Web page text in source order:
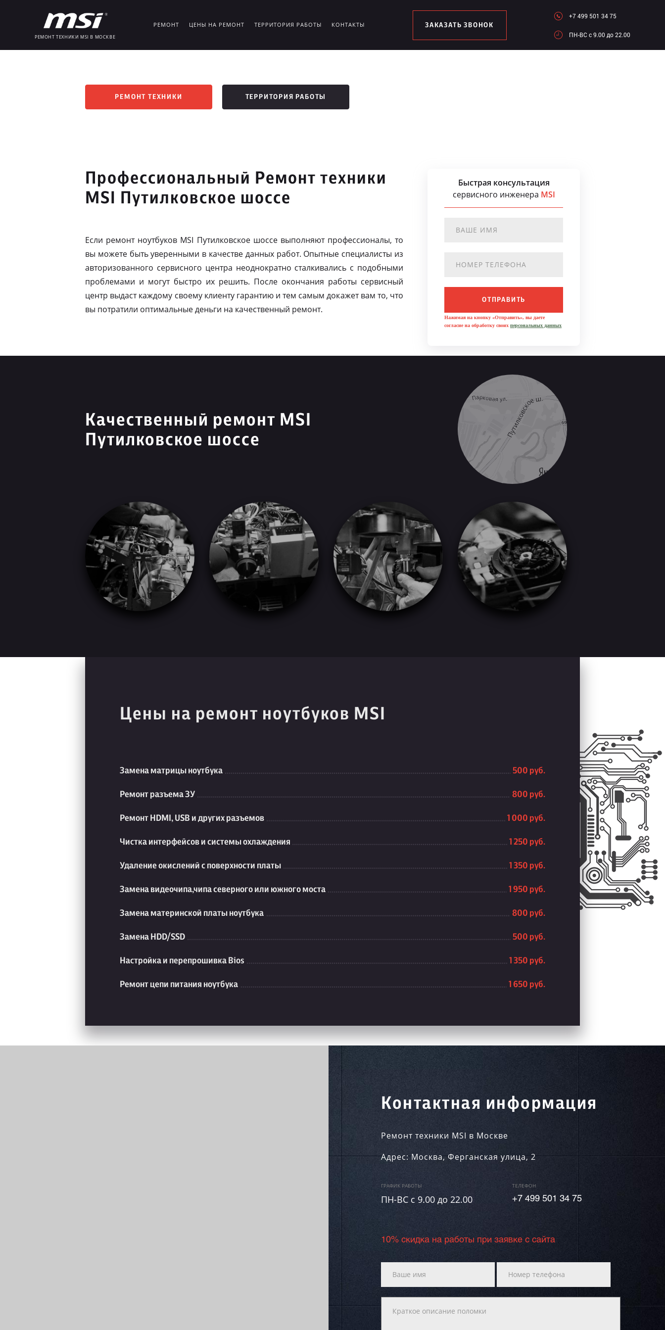
РЕМОНТ ТЕХНИКИ MSI В МОСКВЕ
РЕМОНТ ЦЕНЫ НА РЕМОНТ ТЕРРИТОРИЯ РАБОТЫ КОНТАКТЫ ЗАКАЗАТЬ ЗВОНОК
+7 499 501 34 75
ПН-ВC c 9.00 до 22.00
РЕМОНТ ТЕХНИКИ ТЕРРИТОРИЯ РАБОТЫ
Профессиональный Ремонт техники
MSI Путилковское шоссе
Если ремонт ноутбуков MSI Путилковское шоссе выполняют профессионалы, то
вы можете быть уверенными в качестве данных работ. Опытные специалисты из
авторизованного сервисного центра неоднократно сталкивались с подобными
проблемами и могут быстро их решить. После окончания работы сервисный
центр выдаст каждому своему клиенту гарантию и тем самым докажет вам то, что
вы потратили оптимальные деньги на качественный ремонт.
Быстрая консультация
сервисного инженера MSI
ОТПРАВИТЬ
Нажимая на кнопку «Отправить», вы даете
согласие на обработку своих персональных данных
Качественный ремонт MSI
Путилковское шоссе
Цены на ремонт ноутбуков MSI
Замена матрицы ноутбука 500 руб.
Ремонт разъема ЗУ 800 руб.
Ремонт HDMI, USB и других разъемов 1 000 руб.
Чистка интерфейсов и системы охлаждения 1 250 руб.
Удаление окислений с поверхности платы 1 350 руб.
Замена видеочипа,чипа северного или южного моста 1 950 руб.
Замена материнской платы ноутбука 800 руб.
Замена HDD/SSD 500 руб.
Настройка и перепрошивка Bios 1 350 руб.
Ремонт цепи питания ноутбука 1 650 руб.
Контактная информация
Ремонт техники MSI в Москве
Адрес:Москва,Ферганская улица, 2
ГРАФИК РАБОТЫ
ПН-ВC c 9.00 до 22.00
ТЕЛЕФОН
+7 499 501 34 75
10% скидка на работы при заявке с сайта